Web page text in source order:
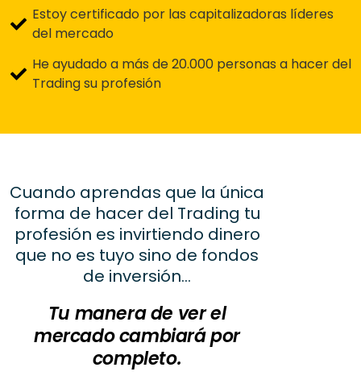
Estoy certificado por las capitalizadoras líderes
del mercado
He ayudado a más de 20.000 personas a hacer del
Trading su profesión
Cuando aprendas que la única
forma de hacer del Trading tu
profesión es invirtiendo dinero
que no es tuyo sino de fondos
de inversión…
Tu manera de ver el
mercado cambiará por
completo.